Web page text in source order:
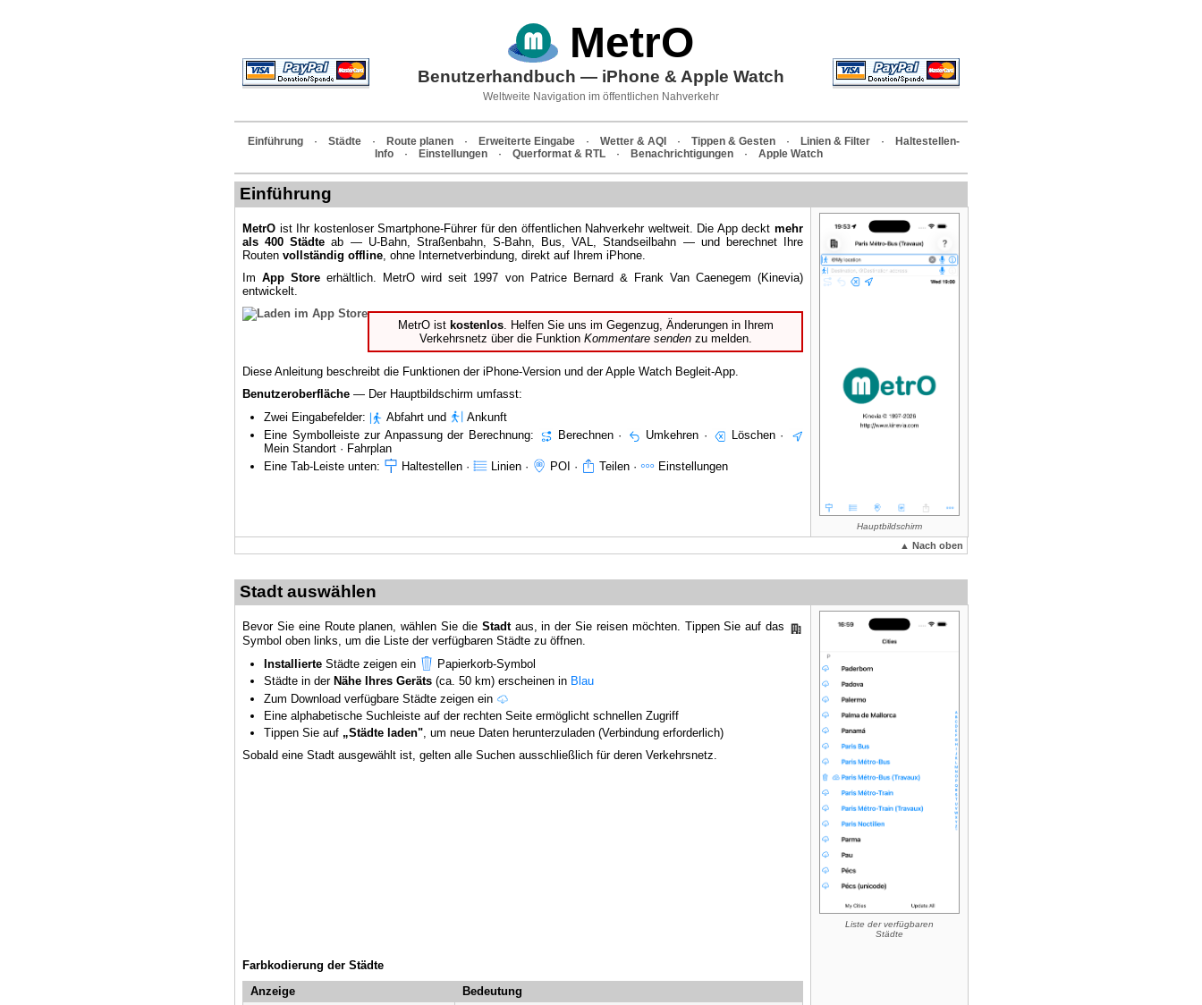
MetrO
Benutzerhandbuch — iPhone & Apple Watch
Weltweite Navigation im öffentlichen Nahverkehr
Einführung · Städte · Route planen · Erweiterte Eingabe · Wetter & AQI · Tippen & Gesten · Linien & Filter ·
Haltestellen-
Info
· Einstellungen · Querformat & RTL · Benachrichtigungen · Apple Watch
Einführung
MetrO ist Ihr kostenloser Smartphone-Führer für den öffentlichen Nahverkehr weltweit. Die App deckt mehr
als 400 Städte ab — U-Bahn, Straßenbahn, S-Bahn, Bus, VAL, Standseilbahn — und berechnet Ihre
Routen vollständig offline, ohne Internetverbindung, direkt auf Ihrem iPhone.
ImApp Store erhältlich. MetrO wird seit 1997 von Patrice Bernard & Frank Van Caenegem (Kinevia)
entwickelt.
MetrO ist kostenlos. Helfen Sie uns im Gegenzug, Änderungen in Ihrem
Verkehrsnetz über die Funktion Kommentare sendenzu melden.
Diese Anleitung beschreibt die Funktionen der iPhone-Version und der Apple Watch Begleit-App.
Benutzeroberfläche — Der Hauptbildschirm umfasst:
Zwei Eingabefelder:
Abfahrt und
Ankunft
Eine Symbolleiste zur Anpassung der Berechnung:
Berechnen · Umkehren ·
Löschen ·
Mein Standort · Fahrplan
Eine Tab-Leiste unten:
Haltestellen · Linien · POI · Teilen · Einstellungen
Hauptbildschirm
▲ Nach oben
Stadt auswählen
Bevor Sie eine Route planen, wählen Sie die Stadtaus, in der Sie reisen möchten. Tippen Sie auf das
Symbol oben links, um die Liste der verfügbaren Städte zu öffnen.
Installierte Städte zeigen ein
Papierkorb-Symbol
Städte in der Nähe Ihres Geräts (ca. 50 km) erscheinen in Blau
Zum Download verfügbare Städte zeigen ein
Eine alphabetische Suchleiste auf der rechten Seite ermöglicht schnellen Zugriff
Tippen Sie auf „Städte laden", um neue Daten herunterzuladen (Verbindung erforderlich)
Sobald eine Stadt ausgewählt ist, gelten alle Suchen ausschließlich für deren Verkehrsnetz.
Liste der verfügbaren
Städte
Farbkodierung der Städte
Anzeige Bedeutung